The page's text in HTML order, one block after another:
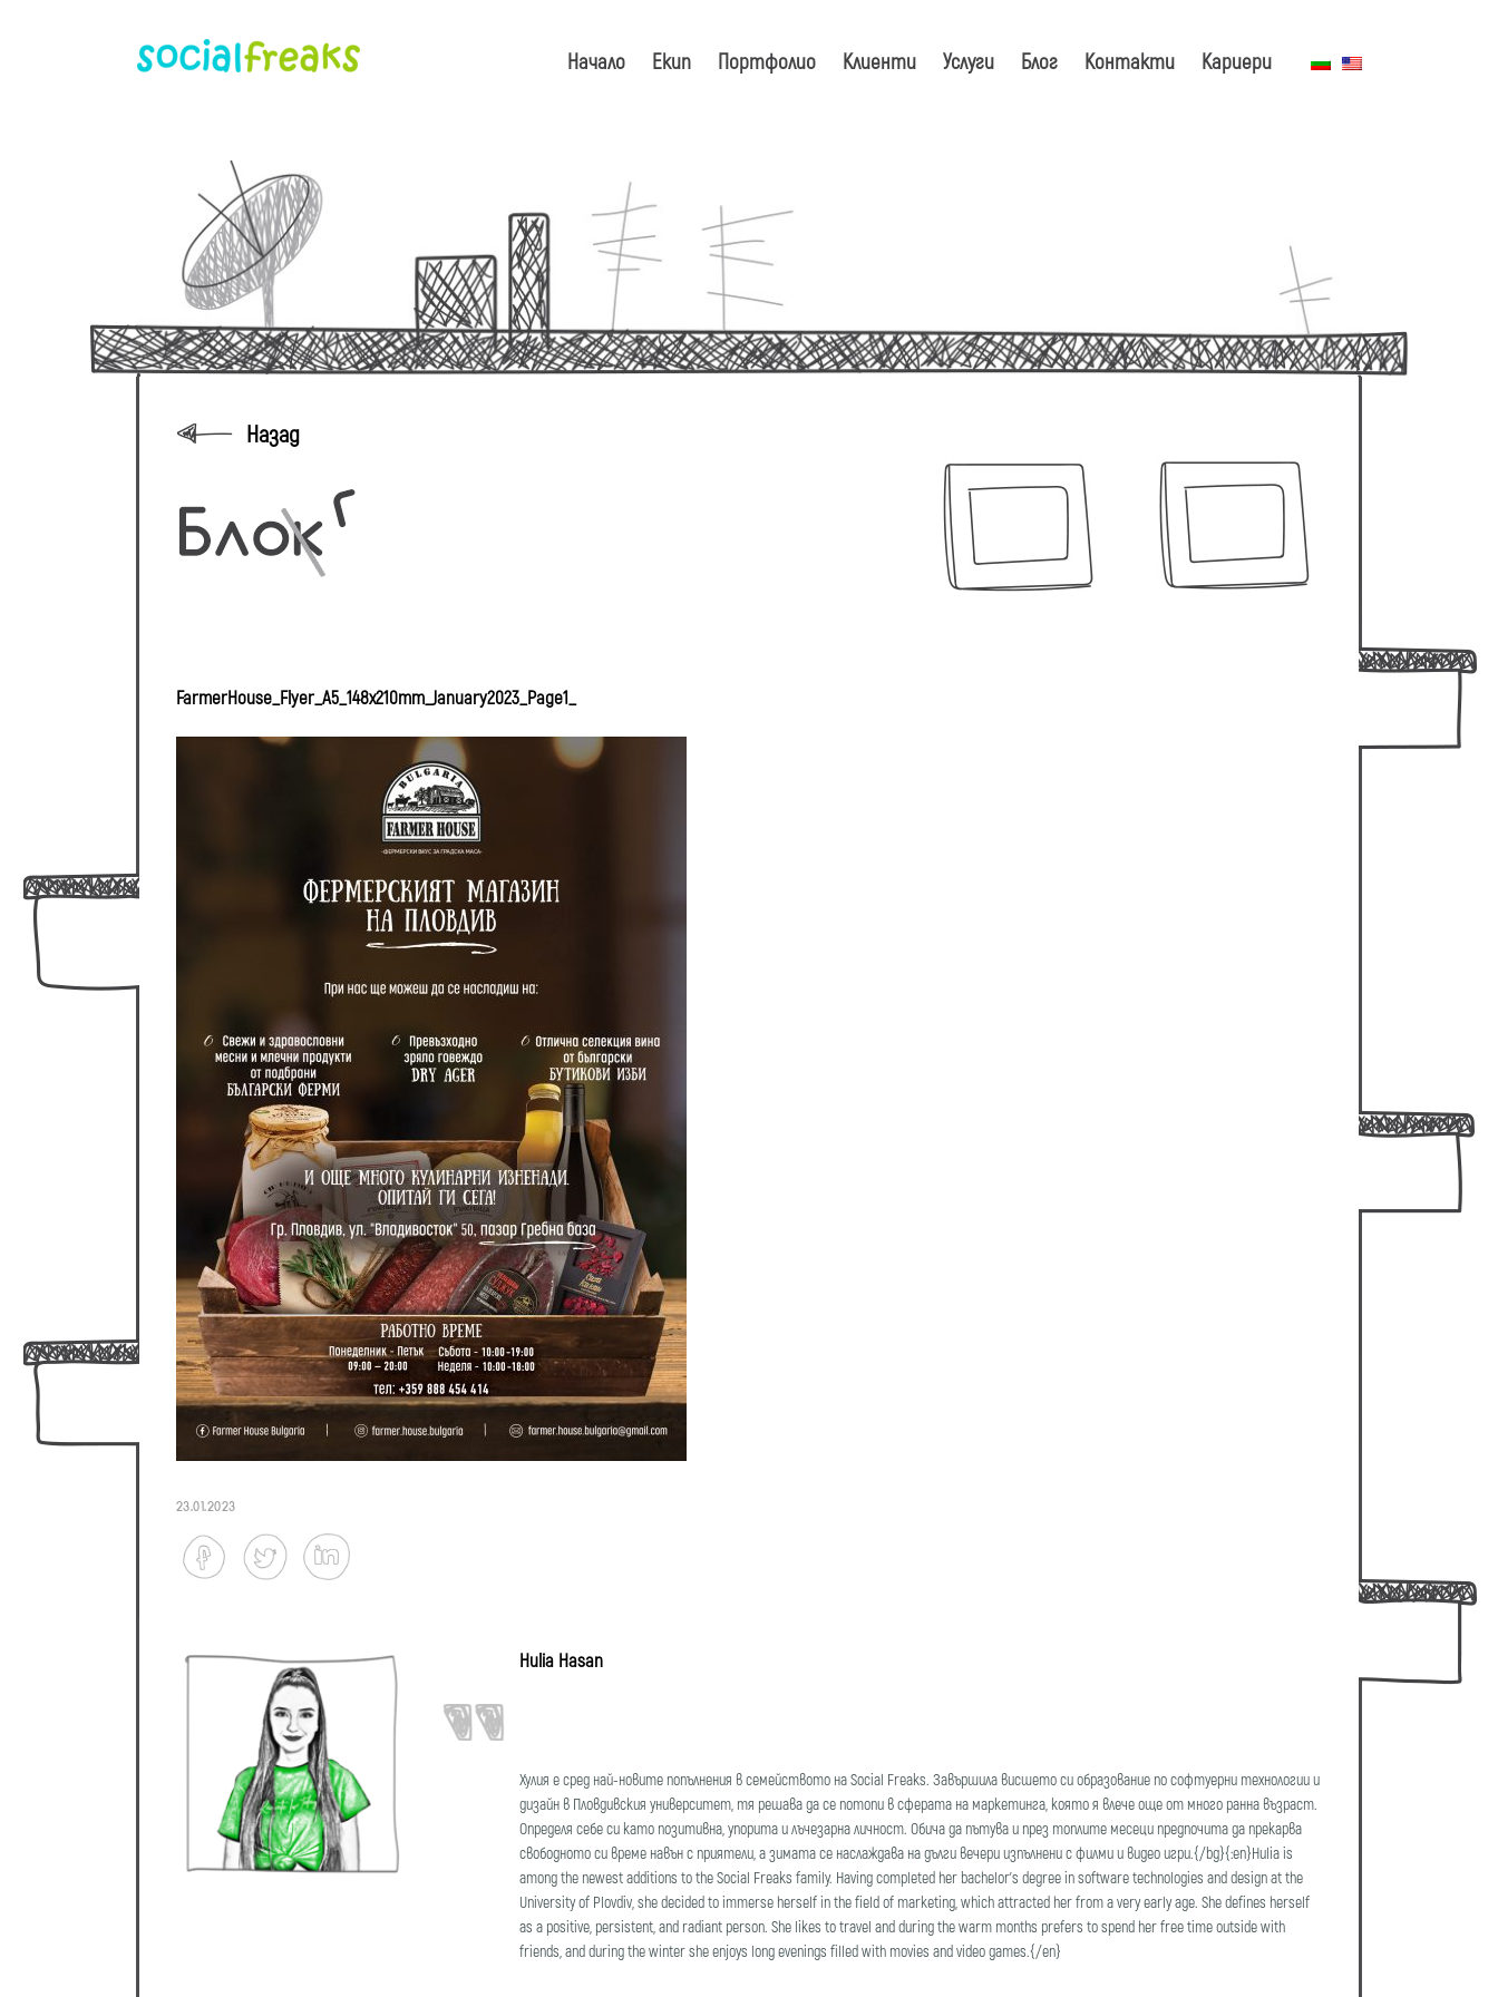
Начало Екип Портфолио Клиенти Услуги Блог Контакти Кариери
Назад
FarmerHouse_Flyer_A5_148x210mm_January2023_Page1_
23.01.2023
Hulia Hasan
Хулия е сред най-новите попълнения в семейството на Social Freaks. Завършила висшето си образование по софтуерни технологии и
дизайн в Пловдивския университет, тя решава да се потопи в сферата на маркетинга, която я влече още от много ранна възраст.
Определя себе си като позитивна, упорита и лъчезарна личност. Обича да пътува и през топлите месеци предпочита да прекарва
свободното си време навън с приятели, а зимата се наслаждава на дълги вечери изпълнени с филми и видео игри.{/bg}{:en}Hulia is
among the newest additions to the Social Freaks family. Having completed her bachelor's degree in software technologies and design at the
University of Plovdiv, she decided to immerse herself in the field of marketing, which attracted her from a very early age. She defines herself
as a positive, persistent, and radiant person. She likes to travel and during the warm months prefers to spend her free time outside with
friends, and during the winter she enjoys long evenings filled with movies and video games.{/en}